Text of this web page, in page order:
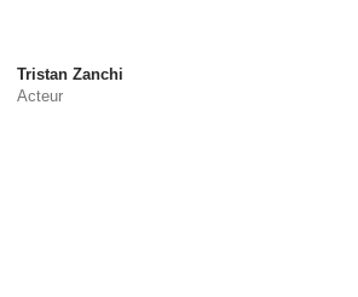
Tristan Zanchi
Acteur